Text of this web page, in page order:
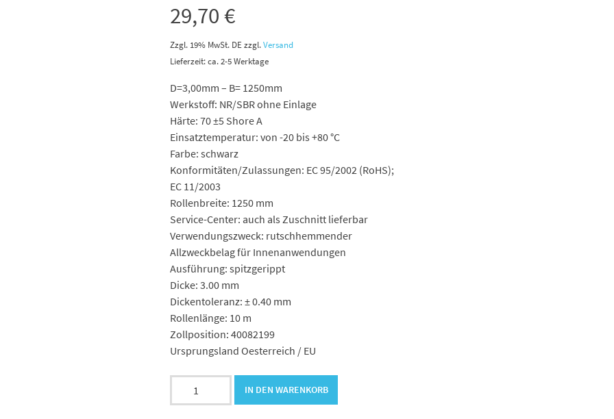
29,70€
Zzgl. 19% MwSt. DE zzgl.Versand
Lieferzeit: ca. 2-5 Werktage
D=3,00mm – B= 1250mm
Werkstoff: NR/SBR ohne Einlage
Härte: 70 ±5 Shore A
Einsatztemperatur: von -20 bis +80 °C
Farbe: schwarz
Konformitäten/Zulassungen: EC 95/2002 (RoHS);
EC 11/2003
Rollenbreite: 1250 mm
Service-Center: auch als Zuschnitt lieferbar
Verwendungszweck: rutschhemmender
Allzweckbelag für Innenanwendungen
Ausführung: spitzgerippt
Dicke: 3.00 mm
Dickentoleranz: ± 0.40 mm
Rollenlänge: 10 m
Zollposition: 40082199
Ursprungsland Oesterreich / EU
AUMA
IN DEN WARENKORB